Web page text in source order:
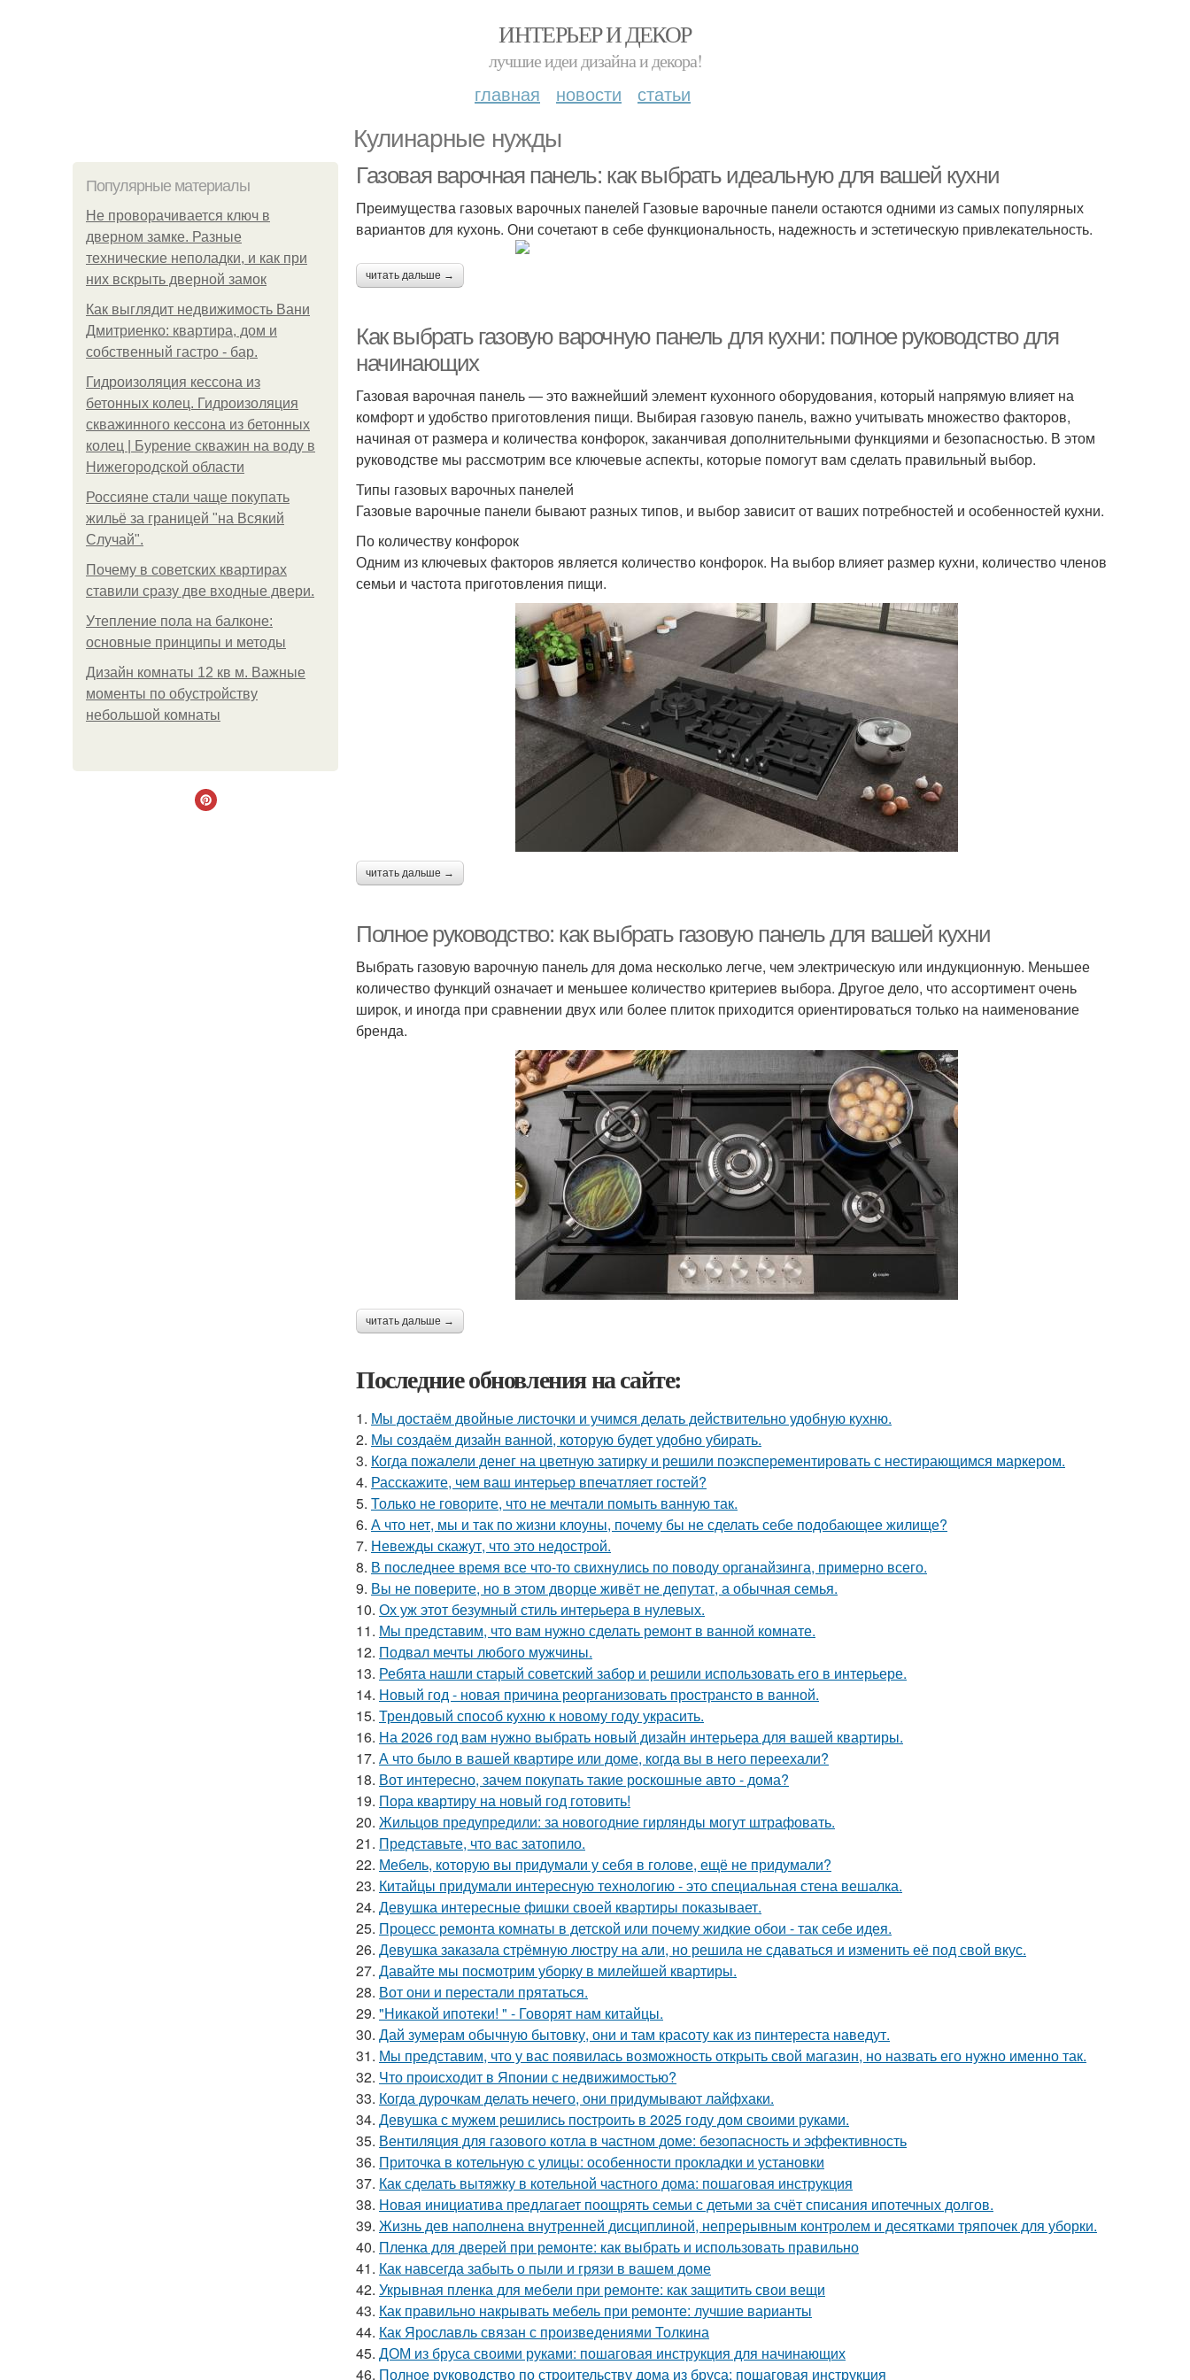
ИНТЕРЬЕР И ДЕКОР
лучшие идеи дизайна и декора!
главная новости статьи
Кулинарные нужды
Популярные материалы
Не проворачивается ключ в
дверном замке. Разные
технические неполадки, и как при
них вскрыть дверной замок
Как выглядит недвижимость Вани
Дмитриенко: квартира, дом и
собственный гастро - бар.
Гидроизоляция кессона из
бетонных колец. Гидроизоляция
скважинного кессона из бетонных
колец | Бурение скважин на воду в
Нижегородской области
Россияне стали чаще покупать
жильё за границей "на Всякий
Случай".
Почему в советских квартирах
ставили сразу две входные двери.
Утепление пола на балконе:
основные принципы и методы
Дизайн комнаты 12 кв м. Важные
моменты по обустройству
небольшой комнаты
Газовая варочная панель: как выбрать идеальную для вашей кухни
Преимущества газовых варочных панелей Газовые варочные панели остаются одними из самых популярных
вариантов для кухонь. Они сочетают в себе функциональность, надежность и эстетическую привлекательность.
читать дальше →
Как выбрать газовую варочную панель для кухни: полное руководство для
начинающих
Газовая варочная панель — это важнейший элемент кухонного оборудования, который напрямую влияет на
комфорт и удобство приготовления пищи. Выбирая газовую панель, важно учитывать множество факторов,
начиная от размера и количества конфорок, заканчивая дополнительными функциями и безопасностью. В этом
руководстве мы рассмотрим все ключевые аспекты, которые помогут вам сделать правильный выбор.
Типы газовых варочных панелей
Газовые варочные панели бывают разных типов, и выбор зависит от ваших потребностей и особенностей кухни.
По количеству конфорок
Одним из ключевых факторов является количество конфорок. На выбор влияет размер кухни, количество членов
семьи и частота приготовления пищи.
читать дальше →
Полное руководство: как выбрать газовую панель для вашей кухни
Выбрать газовую варочную панель для дома несколько легче, чем электрическую или индукционную. Меньшее
количество функций означает и меньшее количество критериев выбора. Другое дело, что ассортимент очень
широк, и иногда при сравнении двух или более плиток приходится ориентироваться только на наименование
бренда.
читать дальше →
Последние обновления на сайте:
1. Мы достаём двойные листочки и учимся делать действительно удобную кухню.
2. Мы создаём дизайн ванной, которую будет удобно убирать.
3. Когда пожалели денег на цветную затирку и решили поэксперементировать с нестирающимся маркером.
4. Расскажите, чем ваш интерьер впечатляет гостей?
5. Только не говорите, что не мечтали помыть ванную так.
6. А что нет, мы и так по жизни клоуны, почему бы не сделать себе подобающее жилище?
7. Невежды скажут, что это недострой.
8. В последнее время все что-то свихнулись по поводу органайзинга, примерно всего.
9. Вы не поверите, но в этом дворце живёт не депутат, а обычная семья.
10. Ох уж этот безумный стиль интерьера в нулевых.
11. Мы представим, что вам нужно сделать ремонт в ванной комнате.
12. Подвал мечты любого мужчины.
13. Ребята нашли старый советский забор и решили использовать его в интерьере.
14. Новый год - новая причина реорганизовать пространсто в ванной.
15. Трендовый способ кухню к новому году украсить.
16. На 2026 год вам нужно выбрать новый дизайн интерьера для вашей квартиры.
17. А что было в вашей квартире или доме, когда вы в него переехали?
18. Вот интересно, зачем покупать такие роскошные авто - дома?
19. Пора квартиру на новый год готовить!
20. Жильцов предупредили: за новогодние гирлянды могут штрафовать.
21. Представьте, что вас затопило.
22. Мебель, которую вы придумали у себя в голове, ещё не придумали?
23. Китайцы придумали интересную технологию - это специальная стена вешалка.
24. Девушка интересные фишки своей квартиры показывает.
25. Процесс ремонта комнаты в детской или почему жидкие обои - так себе идея.
26. Девушка заказала стрёмную люстру на али, но решила не сдаваться и изменить её под свой вкус.
27. Давайте мы посмотрим уборку в милейшей квартиры.
28. Вот они и перестали прятаться.
29. "Никакой ипотеки! " - Говорят нам китайцы.
30. Дай зумерам обычную бытовку, они и там красоту как из пинтереста наведут.
31. Мы представим, что у вас появилась возможность открыть свой магазин, но назвать его нужно именно так.
32. Что происходит в Японии с недвижимостью?
33. Когда дурочкам делать нечего, они придумывают лайфхаки.
34. Девушка с мужем решились построить в 2025 году дом своими руками.
35. Вентиляция для газового котла в частном доме: безопасность и эффективность
36. Приточка в котельную с улицы: особенности прокладки и установки
37. Как сделать вытяжку в котельной частного дома: пошаговая инструкция
38. Новая инициатива предлагает поощрять семьи с детьми за счёт списания ипотечных долгов.
39. Жизнь дев наполнена внутренней дисциплиной, непрерывным контролем и десятками тряпочек для уборки.
40. Пленка для дверей при ремонте: как выбрать и использовать правильно
41. Как навсегда забыть о пыли и грязи в вашем доме
42. Укрывная пленка для мебели при ремонте: как защитить свои вещи
43. Как правильно накрывать мебель при ремонте: лучшие варианты
44. Как Ярославль связан с произведениями Толкина
45. ДОМ из бруса своими руками: пошаговая инструкция для начинающих
46. Полное руководство по строительству дома из бруса: пошаговая инструкция